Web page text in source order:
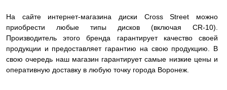
На сайте интернет-магазина диски Cross Street можно
приобрести любые типы дисков (включая CR-10).
Производитель этого бренда гарантирует качество своей
продукции и предоставляет гарантию на свою продукцию. В
свою очередь наш магазин гарантирует самые низкие цены и
оперативную доставку в любую точку города Воронеж.